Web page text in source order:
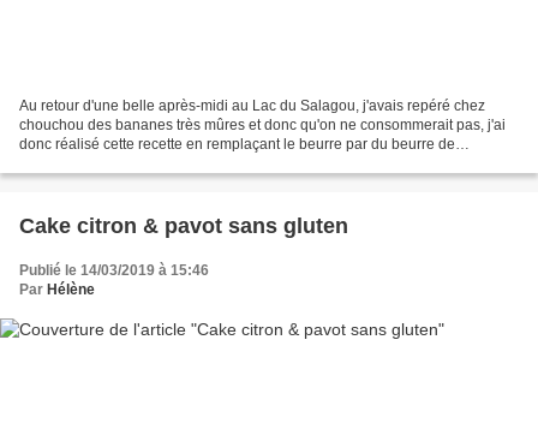
Au retour d'une belle après-midi au Lac du Salagou, j'avais repéré chez
chouchou des bananes très mûres et donc qu'on ne consommerait pas, j'ai
donc réalisé cette recette en remplaçant le beurre par du beurre de
Cake citron & pavot sans gluten
Publié le 14/03/2019 à 15:46
Par Hélène